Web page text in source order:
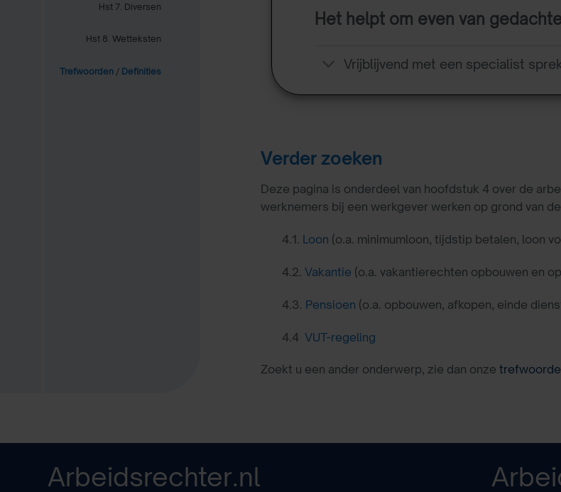
Hst 7. Diversen
Hst 8. Wetteksten
Trefwoorden / Definities
Het helpt om even van
Vrijblijvend met een specialist
Verder zoeken
Deze pagina is onderdeel van hoofdstuk 4 over de
werknemers bij een werkgever werken op grond van
4.1. Loon (o.a. minimumloon, tijdstip betalen, loon
4.2. Vakantie (o.a. vakantierechten opbouwen en
4.3. Pensioen (o.a. opbouwen, afkopen, einde
4.4 VUT-regeling
Zoekt u een ander onderwerp, zie dan onze
Arbeidsrechter.nl